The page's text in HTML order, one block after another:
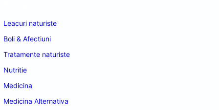
Leacuri naturiste
Boli & Afectiuni
Tratamente naturiste
Nutritie
Medicina
Medicina Alternativa